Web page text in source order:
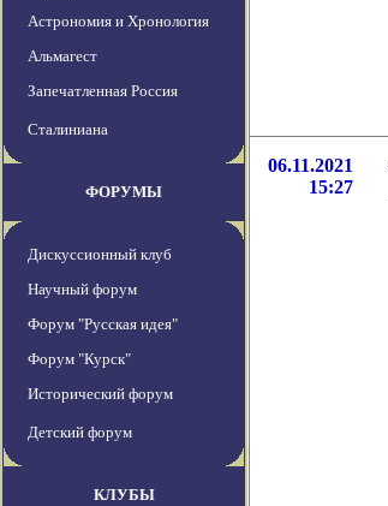
Астрономия и Хронология
Альмагест
Запечатленная Россия
Сталиниана
ФОРУМЫ
Дискуссионный клуб
Научный форум
Форум "Русская идея"
Форум "Курск"
Исторический форум
Детский форум
КЛУБЫ
06.11.2021
15:27